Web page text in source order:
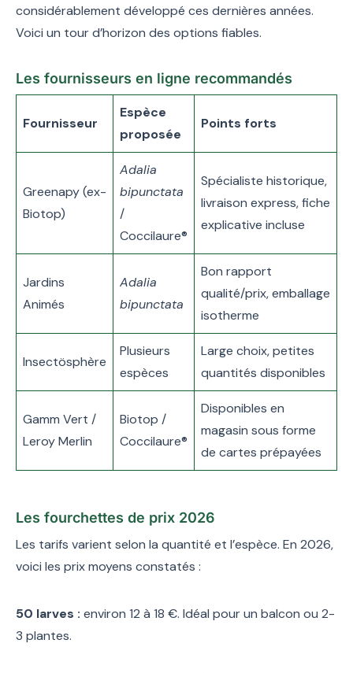
considérablement développé ces dernières années.
Voici un tour d’horizon des options fiables.
Les fournisseurs en ligne recommandés
Fournisseur
Espèce
proposée
Points forts
Greenapy (ex-
Biotop)
Adalia
bipunctata
/
Coccilaure®
Spécialiste historique,
livraison express, fiche
explicative incluse
Jardins
Animés
Adalia
bipunctata
Bon rapport
qualité/prix, emballage
isotherme
Insectösphère
Plusieurs
espèces
Large choix, petites
quantités disponibles
Gamm Vert /
Leroy Merlin
Biotop /
Coccilaure®
Disponibles en
magasin sous forme
de cartes prépayées
Les fourchettes de prix 2026
Les tarifs varient selon la quantité et l’espèce. En 2026,
voici les prix moyens constatés :
50 larves : environ 12 à 18 €. Idéal pour un balcon ou 2-
3 plantes.